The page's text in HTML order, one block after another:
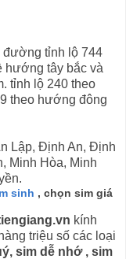
đường tỉnh lộ 744
hướng tây bắc và
tỉnh lộ 240 theo
theo hướng đông
Lập, Định An, Định
Minh Hòa, Minh
sinh , chọn sim giá
kính
triệu số các loại
sim dễ nhớ , sim